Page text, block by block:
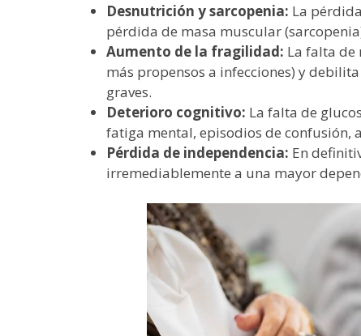
Desnutrición y sarcopenia: La
pérdida de masa muscular
Aumento de la fragilidad: La falta
más propensos a infecciones) y
graves.
Deterioro cognitivo: La falta de
fatiga mental, episodios de confusión,
Pérdida de independencia: En
irremediablemente a una mayor